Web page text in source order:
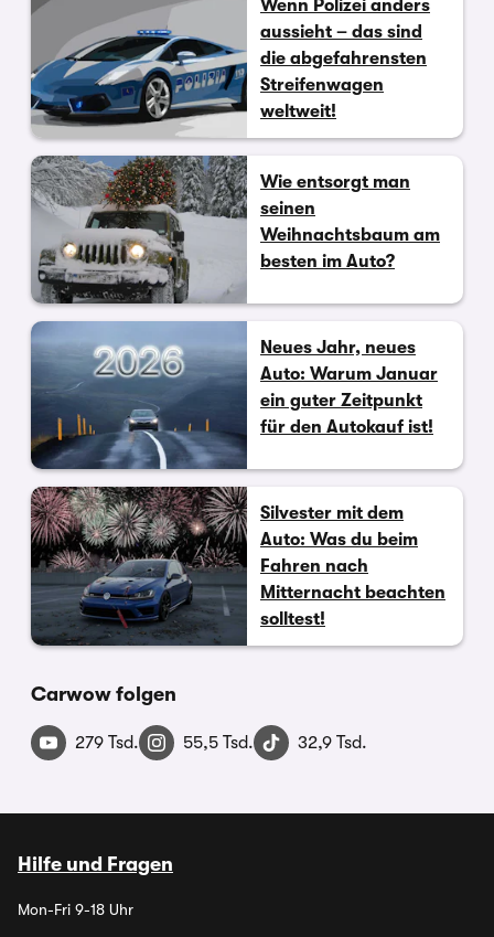
Wenn Polizei anders
aussieht – das sind
die abgefahrensten
Streifenwagen
weltweit!
Wie entsorgt man
seinen
Weihnachtsbaum am
besten im Auto?
Neues Jahr, neues
Auto: Warum Januar
ein guter Zeitpunkt
für den Autokauf ist!
Silvester mit dem
Auto: Was du beim
Fahren nach
Mitternacht beachten
solltest!
Carwow folgen
279 Tsd. 55,5 Tsd. 32,9 Tsd.
Hilfe und Fragen
Mon-Fri 9-18 Uhr